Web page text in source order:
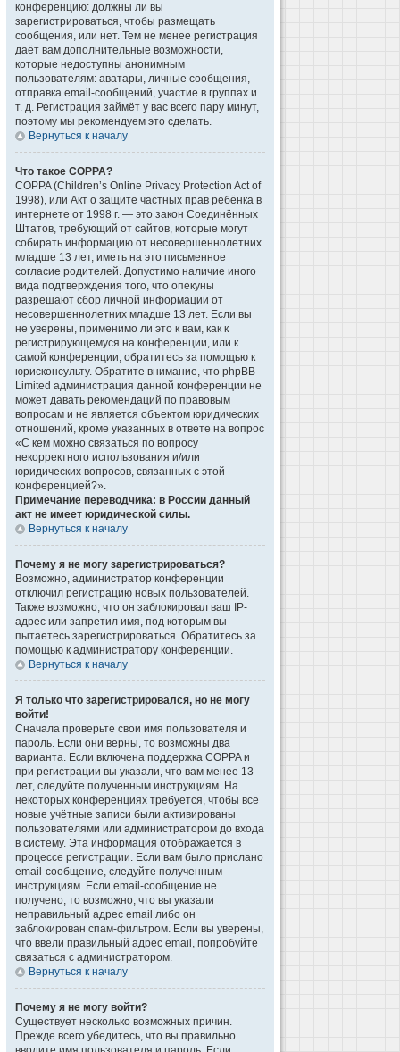
конференцию: должны ли вы
зарегистрироваться, чтобы размещать
сообщения, или нет. Тем не менее регистрация
даёт вам дополнительные возможности,
которые недоступны анонимным
пользователям: аватары, личные сообщения,
отправка email-сообщений, участие в группах и
т. д. Регистрация займёт у вас всего пару минут,
поэтому мы рекомендуем это сделать.
Вернуться к началу
Что такое COPPA?
COPPA (Children’s Online Privacy Protection Act of
1998), или Акт о защите частных прав ребёнка в
интернете от 1998 г. — это закон Соединённых
Штатов, требующий от сайтов, которые могут
собирать информацию от несовершеннолетних
младше 13 лет, иметь на это письменное
согласие родителей. Допустимо наличие иного
вида подтверждения того, что опекуны
разрешают сбор личной информации от
несовершеннолетних младше 13 лет. Если вы
не уверены, применимо ли это к вам, как к
регистрирующемуся на конференции, или к
самой конференции, обратитесь за помощью к
юрисконсульту. Обратите внимание, что phpBB
Limited администрация данной конференции не
может давать рекомендаций по правовым
вопросам и не является объектом юридических
отношений, кроме указанных в ответе на вопрос
«С кем можно связаться по вопросу
некорректного использования и/или
юридических вопросов, связанных с этой
конференцией?».
Примечание переводчика: в России данный
акт не имеет юридической силы.
Вернуться к началу
Почему я не могу зарегистрироваться?
Возможно, администратор конференции
отключил регистрацию новых пользователей.
Также возможно, что он заблокировал ваш IP-
адрес или запретил имя, под которым вы
пытаетесь зарегистрироваться. Обратитесь за
помощью к администратору конференции.
Вернуться к началу
Я только что зарегистрировался, но не могу
войти!
Сначала проверьте свои имя пользователя и
пароль. Если они верны, то возможны два
варианта. Если включена поддержка COPPA и
при регистрации вы указали, что вам менее 13
лет, следуйте полученным инструкциям. На
некоторых конференциях требуется, чтобы все
новые учётные записи были активированы
пользователями или администратором до входа
в систему. Эта информация отображается в
процессе регистрации. Если вам было прислано
email-сообщение, следуйте полученным
инструкциям. Если email-сообщение не
получено, то возможно, что вы указали
неправильный адрес email либо он
заблокирован спам-фильтром. Если вы уверены,
что ввели правильный адрес email, попробуйте
связаться с администратором.
Вернуться к началу
Почему я не могу войти?
Существует несколько возможных причин.
Прежде всего убедитесь, что вы правильно